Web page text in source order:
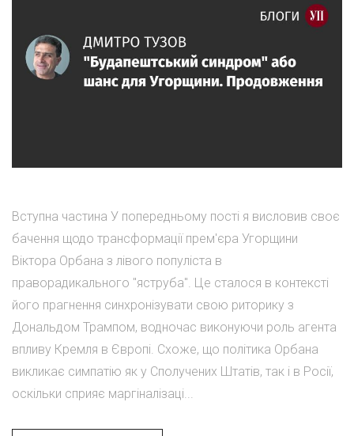
Вступна частина У попередньому пості я висловив своє
бачення щодо трансформації прем'єра Угорщини
Віктора Орбана з лівого популіста в
праворадикального "яструба". Це сталося в контексті
його прагнення синхронізувати свою риторику з
Дональдом Трампом, водночас виконуючи роль агента
впливу Кремля в Європі. Схоже, що політика Орбана
викликає симпатію як у Сполучених Штатів, так і в Росії,
оскільки сприяє маргіналізаці...